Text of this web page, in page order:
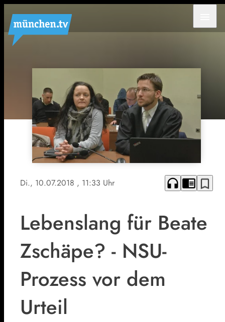
Di., 10.07.2018 , 11:33 Uhr headphones chrome_reader_mode bookmark_border
Lebenslang für Beate
Zschäpe? - NSU-
Prozess vor dem
Urteil